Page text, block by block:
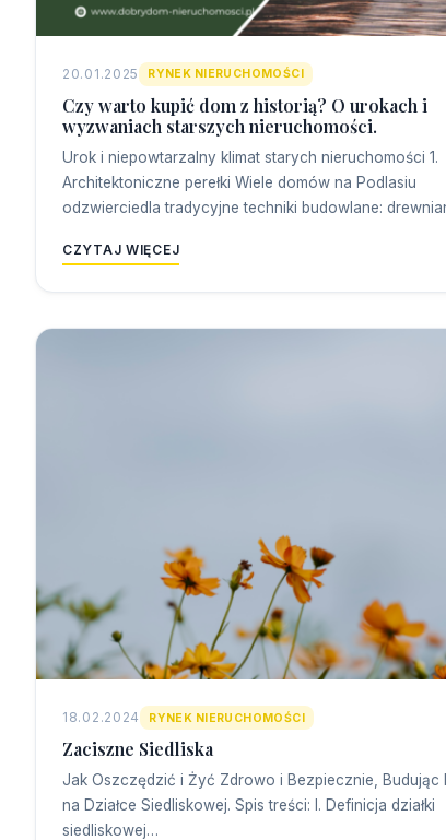
20.01.2025 RYNEK NIERUCHOMOŚCI
Czy warto kupić dom z historią? O urokach i
wyzwaniach starszych nieruchomości.
Urok i niepowtarzalny klimat starych nieruchomości 1.
Architektoniczne perełki Wiele domów na Podlasiu
odzwierciedla tradycyjne techniki budowlane:
CZYTAJ WIĘCEJ
18.02.2024 RYNEK NIERUCHOMOŚCI
Zaciszne Siedliska
Jak Oszczędzić i Żyć Zdrowo i Bezpiecznie, Budując
na Działce Siedliskowej. Spis treści: I. Definicja działki
siedliskowej…